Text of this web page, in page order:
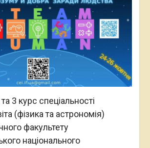
3 курс спеціальності
(фізика та астрономія)
факультету
національного